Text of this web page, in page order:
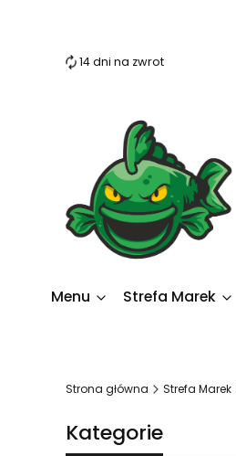
14 dni na zwrot
Menu Strefa Marek
Strona główna Strefa Marek
Kategorie